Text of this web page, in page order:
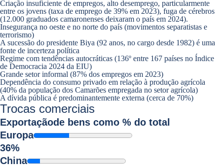
Criação insuficiente de empregos, alto desemprego, particularmente
entre os jovens (taxa de emprego de 39% em 2023), fuga de cérebros
(12.000 graduados camaronenses deixaram o país em 2024).
Insegurança no oeste e no norte do país (movimentos separatistas e
terrorismo)
A sucessão do presidente Biya (92 anos, no cargo desde 1982) é uma
fonte de incerteza política
Regime com tendências autocráticas (136º entre 167 países no Índice
de Democracia 2024 da EIU)
Grande setor informal (87% dos empregos em 2023)
Dependência do consumo privado em relação à produção agrícola
(40% da população dos Camarões empregada no setor agrícola)
A dívida pública é predominantemente externa (cerca de 70%)
Trocas comerciais
Exportaçãode bens como % do total
Europa
36%
China